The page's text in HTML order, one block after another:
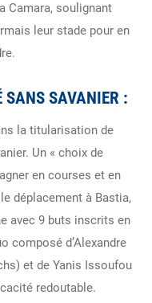
Camara, soulignant
leur stade pour en
SANS SAVANIER :
la titularisation de
Un « choix de
en courses et en
déplacement à Bastia,
avec 9 buts inscrits en
composé d’Alexandre
et de Yanis Issoufou
redoutable.